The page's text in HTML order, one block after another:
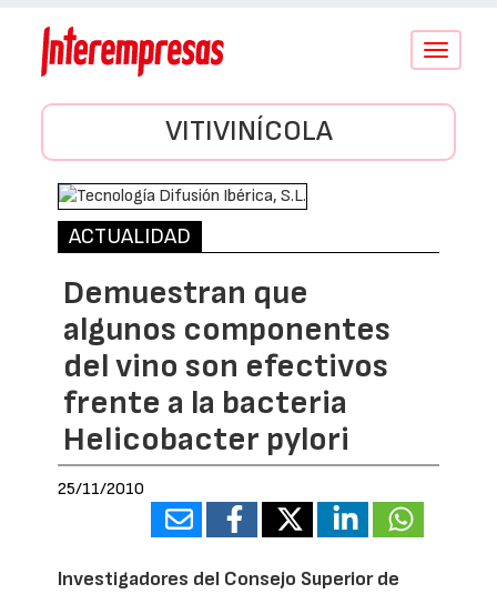
Conmutar
VITIVINÍCOLA
ACTUALIDAD
Demuestran que
algunos componentes
del vino son efectivos
frente a la bacteria
Helicobacter pylori
25/11/2010
Investigadores del Consejo Superior de